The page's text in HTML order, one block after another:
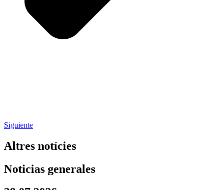
Siguiente
Altres notícies
Noticias generales